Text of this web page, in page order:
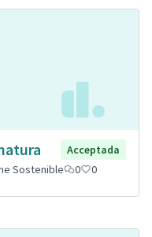
Acceptada
Sostenible 0 0